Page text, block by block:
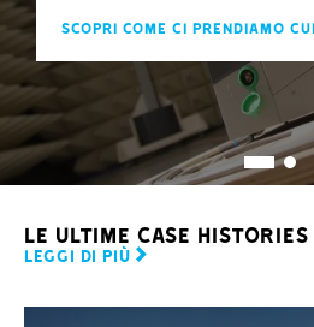
Scopri come ci prendiamo
Le ultime case histories
LEGGI DI PIÙ